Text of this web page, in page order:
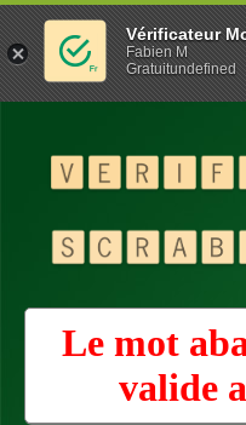
Le mot
valide
Vérificateur
Fabien M
Gratuitundefined